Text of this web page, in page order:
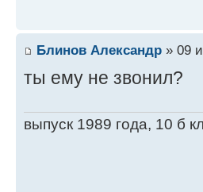
Блинов Александр » 09
ты ему не звонил?
выпуск 1989 года, 10 б